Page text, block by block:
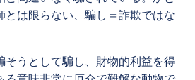
とは限らない、騙し＝詐欺ではな
そうとして騙し、財物的利益を得